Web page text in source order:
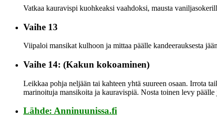
Vatkaa kauravispi kuohkeaksi vaahdoksi, mausta
Vaihe 13
Viipaloi mansikat kulhoon ja mittaa päälle kandeerauksesta
Vaihe 14: (Kakun kokoaminen)
Leikkaa pohja neljään tai kahteen yhtä suureen osaan. Irrota
marinoituja mansikoita ja kauravispiä. Nosta toinen levy
Lähde: Anninuunissa.fi